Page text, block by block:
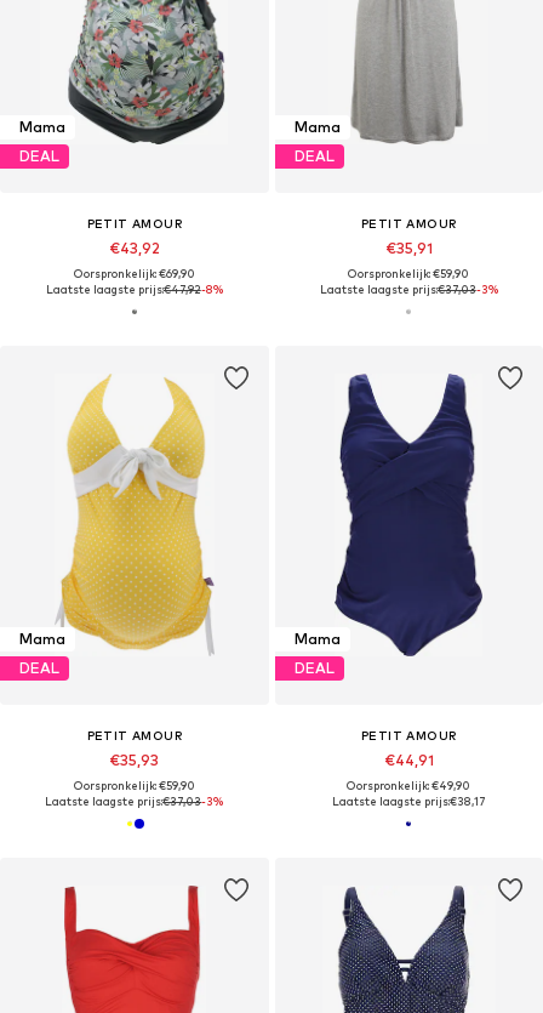
Mama
DEAL
PETIT AMOUR
€43,92
Oorspronkelijk: €69,90
Laatste laagste prijs:€47,92-8%
Mama
DEAL
PETIT AMOUR
€35,91
Oorspronkelijk: €59,90
Laatste laagste prijs:€37,03-3%
Mama
DEAL
PETIT AMOUR
€35,93
Oorspronkelijk: €59,90
Laatste laagste prijs:€37,03-3%
Mama
DEAL
PETIT AMOUR
€44,91
Oorspronkelijk: €49,90
Laatste laagste prijs:€38,17